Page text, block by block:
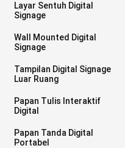
Layar Sentuh Digital
Signage
Wall Mounted Digital
Signage
Tampilan Digital Signage
Luar Ruang
Papan Tulis Interaktif
Digital
Papan Tanda Digital
Portabel